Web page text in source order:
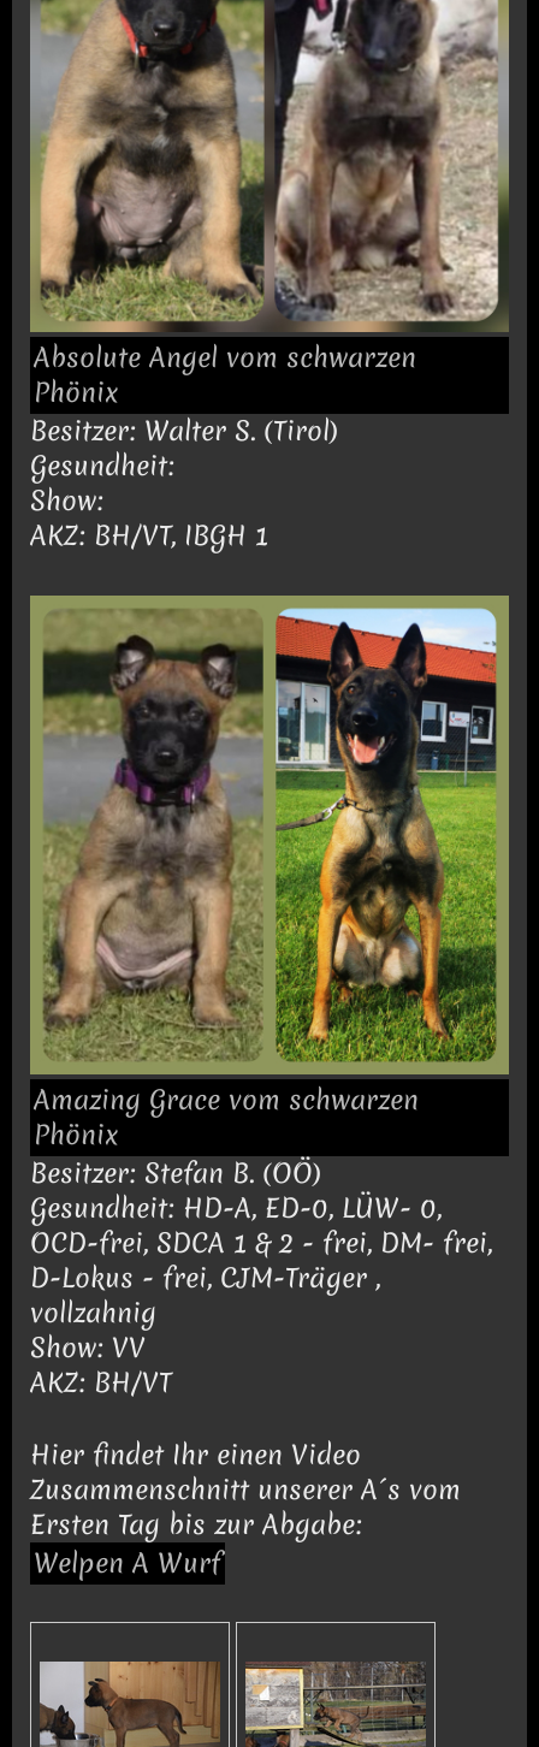
Absolute Angel vom schwarzen
Phönix
Besitzer: Walter S. (Tirol)
Gesundheit:
Show:
AKZ: BH/VT, IBGH 1
Amazing Grace vom schwarzen
Phönix
Besitzer: Stefan B. (OÖ)
Gesundheit: HD-A, ED-0, LÜW- 0,
OCD-frei, SDCA 1 & 2 - frei, DM- frei,
D-Lokus - frei, CJM-Träger ,
vollzahnig
Show: VV
AKZ: BH/VT
Hier findet Ihr einen Video
Zusammenschnitt unserer A´s vom
Ersten Tag bis zur Abgabe:
Welpen A Wurf